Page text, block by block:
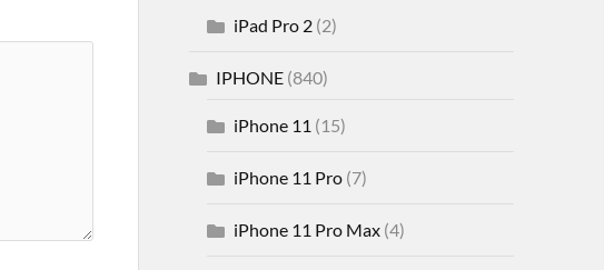
iPad Pro 2(2)
IPHONE(840)
iPhone 11 (15)
iPhone 11 Pro(7)
iPhone 11 Pro Max(4)